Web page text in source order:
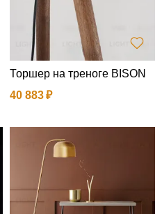
Торшер на треноге BISON
40 883